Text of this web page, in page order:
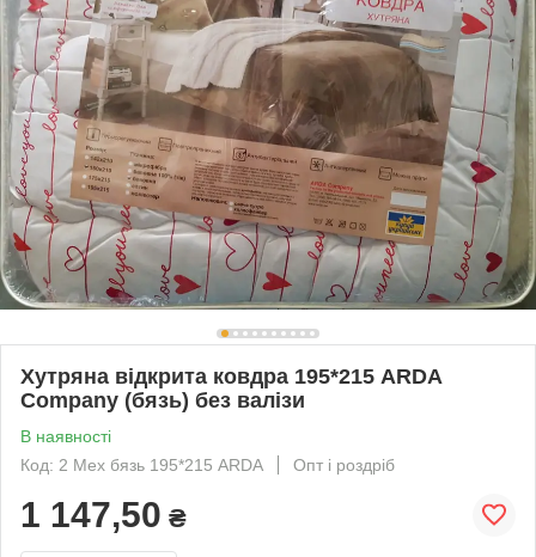
Хутряна відкрита ковдра 195*215 ARDA
Company (бязь) без валізи
В наявності
Код: 2 Мех бязь 195*215 ARDA
Опт і роздріб
1 147,50 ₴